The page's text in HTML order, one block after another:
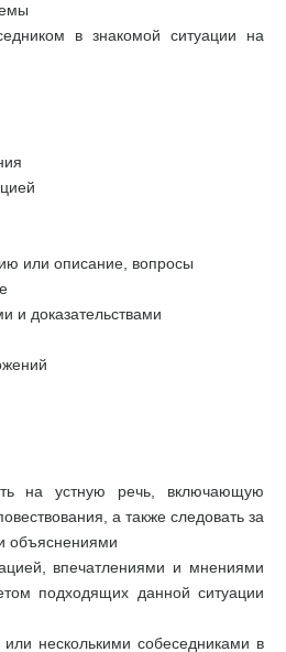
в знакомой ситуации на
или описание, вопросы
и доказательствами
на устную речь, включающую
а также следовать за
объяснениями
впечатлениями и мнениями
подходящих данной ситуации
несколькими собеседниками в